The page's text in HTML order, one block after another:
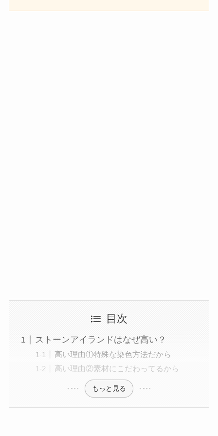
目次
ストーンアイランドはなぜ高い？
高い理由①特殊な染色方法だから
高い理由②素材にこだわってるから
もっと見る